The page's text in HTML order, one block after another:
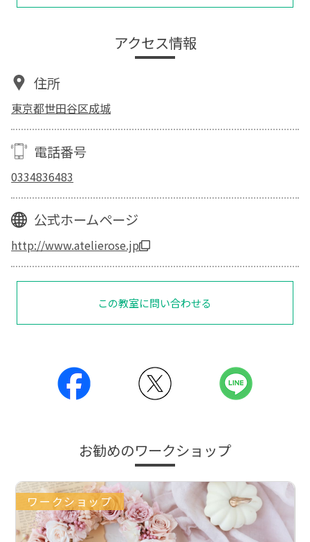
アクセス情報
住所
東京都世田谷区成城
電話番号
0334836483
公式ホームページ
http://www.atelierose.jp
この教室に問い合わせる
お勧めのワークショップ
ワークショップ